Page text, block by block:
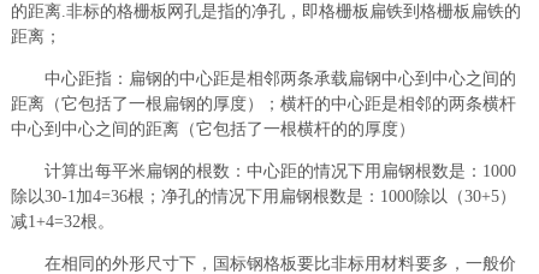
的距离.非标的格栅板网孔是指的净孔，即格栅板扁铁到格栅板扁铁的
距离；
中心距指：扁钢的中心距是相邻两条承载扁钢中心到中心之间的
距离（它包括了一根扁钢的厚度）；横杆的中心距是相邻的两条横杆
中心到中心之间的距离（它包括了一根横杆的的厚度）
计算出每平米扁钢的根数：中心距的情况下用扁钢根数是：1000
除以30-1加4=36根；净孔的情况下用扁钢根数是：1000除以（30+5）
减1+4=32根。
在相同的外形尺寸下，国标钢格板要比非标用材料要多，一般价